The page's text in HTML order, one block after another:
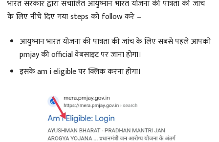
भारत सरकार द्वारा संचालित आयुष्मान भारत योजना की पात्रता की जांच
के लिए नीचे दिए गया steps को follow करे –
आयुष्मान भारत योजना की पात्रता की जांच के लिए सबसे पहले आपको
pmjay की official वेबसाइट पर जाना होगा।
इसके am i eligible पर क्लिक करना होगा।